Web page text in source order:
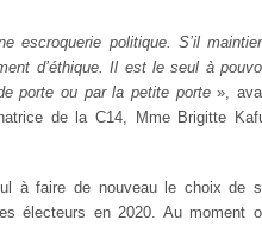
escroquerie politique. S’il
d’éthique. Il est le seul à
porte ou par la petite porte»,
de la C14, Mme Brigitte
à faire de nouveau le choix de
électeurs en 2020. Au moment